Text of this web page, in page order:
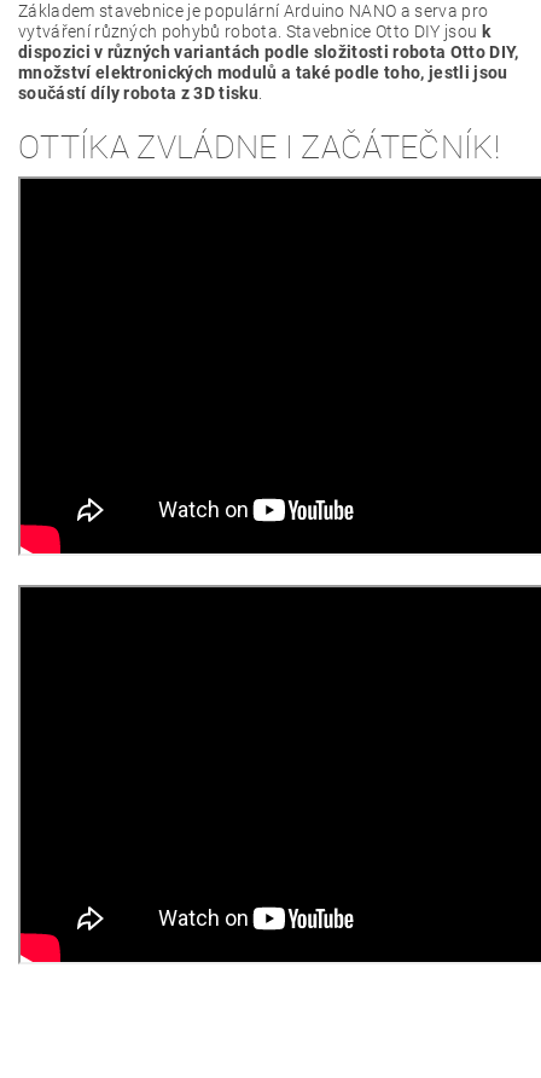
Základem stavebnice je populární Arduino NANO a serva pro
vytváření různých pohybů robota. Stavebnice Otto DIY jsou k
dispozici v různých variantách podle složitosti robota Otto DIY,
množství elektronických modulů a také podle toho, jestli jsou
součástí díly robota z 3D tisku
OTTÍKA ZVLÁDNE I ZAČÁTEČNÍK!